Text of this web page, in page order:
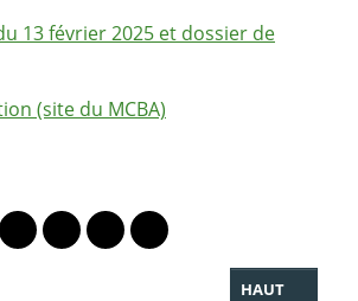
13 février 2025 et dossier de
(site du MCBA)
Mastodon
le profil Bluesky
vers le profil Instagram
Lien vers le profil Linkedin
Lien vers le profil Facebook
Lien vers le profil Twitter
Partager par WhatsApp
HAUT